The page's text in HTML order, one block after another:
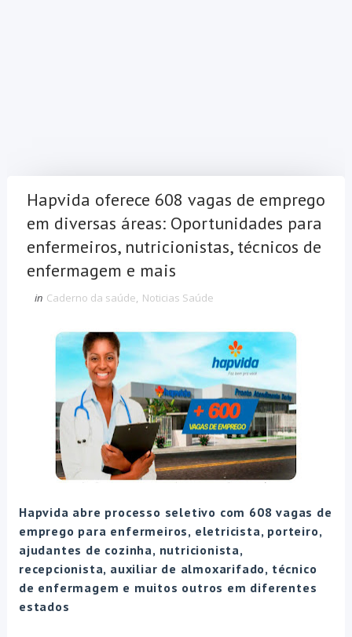
Hapvida oferece 608 vagas de emprego
em diversas áreas: Oportunidades para
enfermeiros, nutricionistas, técnicos de
enfermagem e mais
in Caderno da saúde, Noticias Saúde
Hapvida abre processo seletivo com 608 vagas de
emprego para enfermeiros, eletricista, porteiro,
ajudantes de cozinha, nutricionista,
recepcionista, auxiliar de almoxarifado, técnico
de enfermagem e muitos outros em diferentes
estados